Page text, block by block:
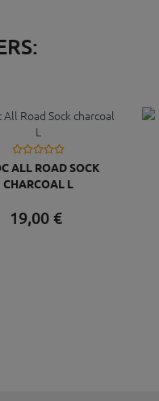
ALL ROAD SOCK
CHARCOAL L
19,00€